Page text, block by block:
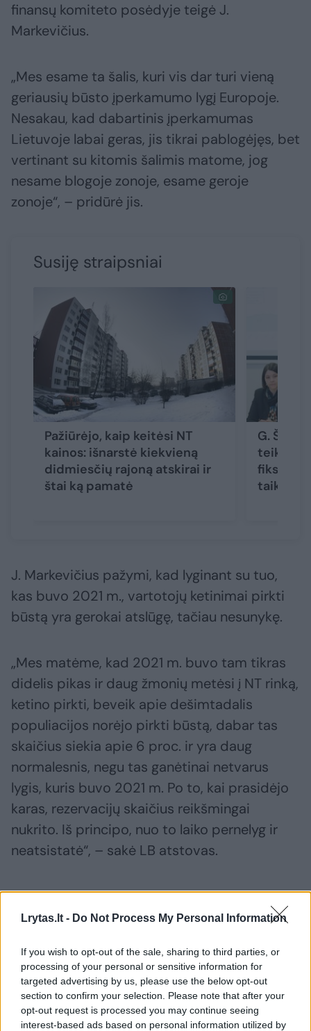
Lrytas.lt - Do Not Process My Personal Information
If you wish to opt-out of the sale, sharing to third parties, or
processing of your personal or sensitive information for
targeted advertising by us, please use the below opt-out
section to confirm your selection. Please note that after your
opt-out request is processed you may continue seeing
interest-based ads based on personal information utilized by
finansų komiteto posėdyje teigė J.
Markevičius.
„Mes esame ta šalis, kuri vis dar turi vieną
geriausių būsto įperkamumo lygį Europoje.
Nesakau, kad dabartinis įperkamumas
Lietuvoje labai geras, jis tikrai pablogėjęs, bet
vertinant su kitomis šalimis matome, jog
nesame blogoje zonoje, esame geroje
zonoje“, – pridūrė jis.
Susiję straipsniai
Pažiūrėjo, kaip keitėsi NT
kainos: išnarstė kiekvieną
didmiesčių rajoną atskirai ir
štai ką pamatė
G.
teiks
fiksuotų
taikymą
J. Markevičius pažymi, kad lyginant su tuo,
kas buvo 2021 m., vartotojų ketinimai pirkti
būstą yra gerokai atslūgę, tačiau nesunykę.
„Mes matėme, kad 2021 m. buvo tam tikras
didelis pikas ir daug žmonių metėsi į NT rinką,
ketino pirkti, beveik apie dešimtadalis
populiacijos norėjo pirkti būstą, dabar tas
skaičius siekia apie 6 proc. ir yra daug
normalesnis, negu tas ganėtinai netvarus
lygis, kuris buvo 2021 m. Po to, kai prasidėjo
karas, rezervacijų skaičius reikšmingai
nukrito. Iš principo, nuo to laiko pernelyg ir
neatsistatė“, – sakė LB atstovas.
„Jeigu įprastai rezervacijų skaičius normaliais
laikai, 2017–2018 m. siekdavo apie 300–350
šimtą rezervacijų per mėnesį ir pan. Visus
metus tokie ganėtinai maži skaičiai tęsiasi“, –
pridėjo jis.